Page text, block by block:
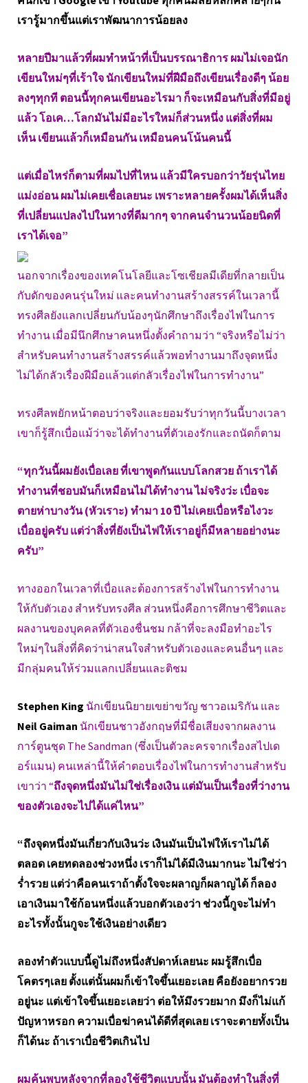
เรารู้มากขึ้นแต่เราพัฒนาการน้อยลง
หลายปีมาแล้วที่ผมทำหน้าที่เป็นบรรณาธิการ ผมไม่เจอนัก
เขียนใหม่ๆที่เร้าใจ นักเขียนใหม่ที่ฝีมือถึงเขียนเรื่องดีๆ น้อย
ลงๆทุกที ตอนนี้ทุกคนเขียนอะไรมา ก็จะเหมือนกับสิ่งที่มีอยู่
แล้ว โอเค…โลกมันไม่มีอะไรใหม่ก็ส่วนหนึ่ง แต่สิ่งที่ผม
เห็น เขียนแล้วก็เหมือนกัน เหมือนคนโน้นคนนี้
แต่เมื่อไหร่ก็ตามที่ผมไปที่ไหน แล้วมีใครบอกว่าวัยรุ่นไทย
แม่งอ่อน ผมไม่เคยเชื่อเลยนะ เพราะหลายครั้งผมได้เห็นสิ่ง
ที่เปลี่ยนแปลงไปในทางที่ดีมากๆ จากคนจำนวนน้อยนิดที่
เราได้เจอ”
นอกจากเรื่องของเทคโนโลยีและโซเชียลมีเดียที่กลายเป็น
กับดักของคนรุ่นใหม่ และคนทำงานสร้างสรรค์ในเวลานี้
ทรงศีลยังแลกเปลี่ยนกับน้องๆนักศึกษาถึงเรื่องไฟในการ
ทำงาน เมื่อมีนึกศึกษาคนหนึ่งตั้งคำถามว่า “จริงหรือไม่ว่า
สำหรับคนทำงานสร้างสรรค์แล้วพอทำงานมาถึงจุดหนึ่ง
ไม่ได้กลัวเรื่องฝีมือแล้วแต่กลัวเรื่องไฟในการทำงาน”
ทรงศีลพยักหน้าตอบว่าจริงและยอมรับว่าทุกวันนี้บางเวลา
เขาก็รู้สึกเบื่อแม้ว่าจะได้ทำงานที่ตัวเองรักและถนัดก็ตาม
“ทุกวันนี้ผมยังเบื่อเลย ที่เขาพูดกันแบบโลกสวย ถ้าเราได้
ทำงานที่ชอบมันก็เหมือนไม่ได้ทำงาน ไม่จริงว่ะ เบื่อจะ
ตายห่าบางวัน (หัวเราะ) ทำมา 10 ปี ไม่เคยเบื่อหรือไงวะ
เบื่ออยู่ครับ แต่ว่าสิ่งที่ยังเป็นไฟให้เราอยู่ก็มีหลายอย่างนะ
ครับ”
ทางออกในเวลาที่เบื่อและต้องการสร้างไฟในการทำงาน
ให้กับตัวเอง สำหรับทรงศีล ส่วนหนึ่งคือการศึกษาชีวิตและ
ผลงานของบุคคลที่ตัวเองชื่นชม กล้าที่จะลงมือทำอะไร
ใหม่ๆในสิ่งที่คิดว่าน่าสนใจสำหรับตัวเองและคนอื่นๆ และ
มีกลุ่มคนให้ร่วมแลกเปลี่ยนและติชม
Stephen King นักเขียนนิยายเขย่าขวัญ ชาวอเมริกัน และ
Neil Gaiman นักเขียนชาวอังกฤษที่มีชื่อเสียงจากผลงาน
การ์ตูนชุด The Sandman (ซึ่งเป็นตัวละครจากเรื่องสไปเด
อร์แมน) คนเหล่านี้ให้คำตอบเรื่องไฟในการทำงานสำหรับ
เขาว่า “ถึงจุดหนึ่งมันไม่ใช่เรื่องเงิน แต่มันเป็นเรื่องที่ว่างาน
ของตัวเองจะไปได้แค่ไหน”
“ถึงจุดหนึ่งมันเกี่ยวกับเงินว่ะ เงินมันเป็นไฟให้เราไม่ได้
ตลอด เคยทดลองช่วงหนึ่ง เราก็ไม่ได้มีเงินมากนะ ไม่ใช่ว่า
ร่ำรวย แต่ว่าคือคนเราถ้าตั้งใจจะผลาญก็ผลาญได้ ก็ลอง
เอาเงินมาใช้ก้อนหนึ่งแล้วบอกตัวเองว่า ช่วงนี้กูจะไม่ทำ
อะไรทั้งนั้นกูจะใช้เงินอย่างเดียว
ลองทำตัวแบบนี้ดูไม่ถึงหนึ่งสัปดาห์เลยนะ ผมรู้สึกเบื่อ
โคตรๆเลย ตั้งแต่นั้นผมก็เข้าใจขึ้นเยอะเลย คือยังอยากรวย
อยู่นะ แต่เข้าใจขึ้นเยอะเลยว่า ต่อให้มึงรวยมาก มึงก็ไม่แก้
ปัญหาหรอก ความเบื่อฆ่าคนได้ดีที่สุดเลย เราจะตายทั้งเป็น
ก็ได้นะ ถ้าเราเบื่อชีวิตเกินไป
ผมค้นพบหลังจากที่ลองใช้ชีวิตแบบนั้น มันต้องทำในสิ่งที่